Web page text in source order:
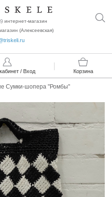
интернет-магазин
(Алексеевская)
/ Вход Корзина
Сумки-шопера "Ромбы"